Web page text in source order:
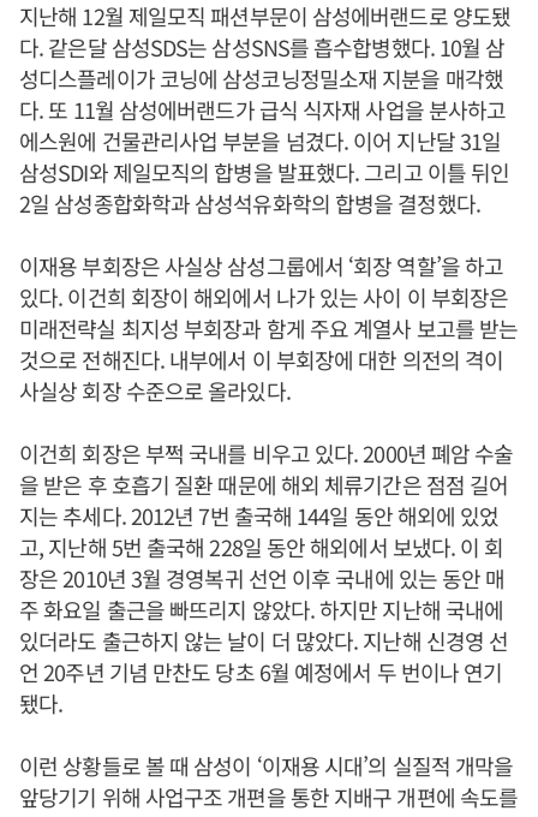
지난해 12월 제일모직 패션부문이 삼성에버랜드로 양도됐
다. 같은달 삼성SDS는 삼성SNS를 흡수합병했다. 10월 삼
성디스플레이가 코닝에 삼성코닝정밀소재 지분을 매각했
다. 또 11월 삼성에버랜드가 급식 식자재 사업을 분사하고
에스원에 건물관리사업 부분을 넘겼다. 이어 지난달 31일
삼성SDI와 제일모직의 합병을 발표했다. 그리고 이틀 뒤인
2일 삼성종합화학과 삼성석유화학의 합병을 결정했다.
이재용 부회장은 사실상 삼성그룹에서 ‘회장 역할’을 하고
있다. 이건희 회장이 해외에서 나가 있는 사이 이 부회장은
미래전략실 최지성 부회장과 함게 주요 계열사 보고를 받는
것으로 전해진다. 내부에서 이 부회장에 대한 의전의 격이
사실상 회장 수준으로 올라있다.
이건희 회장은 부쩍 국내를 비우고 있다. 2000년 폐암 수술
을 받은 후 호흡기 질환 때문에 해외 체류기간은 점점 길어
지는 추세다. 2012년 7번 출국해 144일 동안 해외에 있었
고, 지난해 5번 출국해 228일 동안 해외에서 보냈다. 이 회
장은 2010년 3월 경영복귀 선언 이후 국내에 있는 동안 매
주 화요일 출근을 빠뜨리지 않았다. 하지만 지난해 국내에
있더라도 출근하지 않는 날이 더 많았다. 지난해 신경영 선
언 20주년 기념 만찬도 당초 6월 예정에서 두 번이나 연기
됐다.
이런 상황들로 볼 때 삼성이 ‘이재용 시대’의 실질적 개막을
앞당기기 위해 사업구조 개편을 통한 지배구 개편에 속도를